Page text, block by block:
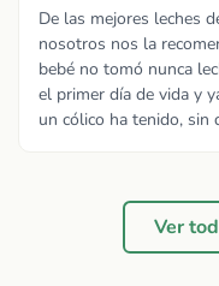
De las mejores leches
nosotros nos la
bebé no tomó nunca
el primer día de vida y
un cólico ha tenido, sin
Ver